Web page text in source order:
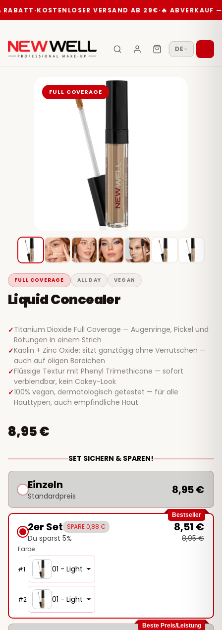
·KOSTENLOSER VERSAND AB 29€ 🔥 ABVERKAUF —
DE
FULL COVERAGE
FULL COVERAGE ALL DAY VEGAN
Liquid Concealer
Titanium Dioxide Full Coverage — Augenringe, Pickel und
Rötungen in einem Strich
Kaolin + Zinc Oxide: sitzt ganztägig ohne Verrutschen —
auch auf öligen Bereichen
Flüssige Textur mit Phenyl Trimethicone — sofort
verblendbar, kein Cakey-Look
100% vegan, dermatologisch getestet — für alle
Hauttypen, auch empfindliche Haut
8,95 €
SET SICHERN & SPAREN!
Einzeln
Standardpreis 8,95 €
Bestseller
2er Set SPARE 0,88 €
Du sparst 5%
8,51 €
8,95 €
Farbe
#1 01 - Light
#2 01 - Light
Beste Preis/Leistung